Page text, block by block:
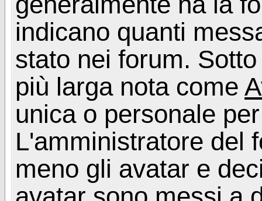
indicano quanti
stato nei forum.
più larga nota come
unica o personale
L'amministratore del
meno gli avatar e